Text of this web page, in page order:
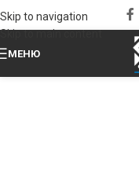
Skip to navigation
Skip to main content
МЕНЮ